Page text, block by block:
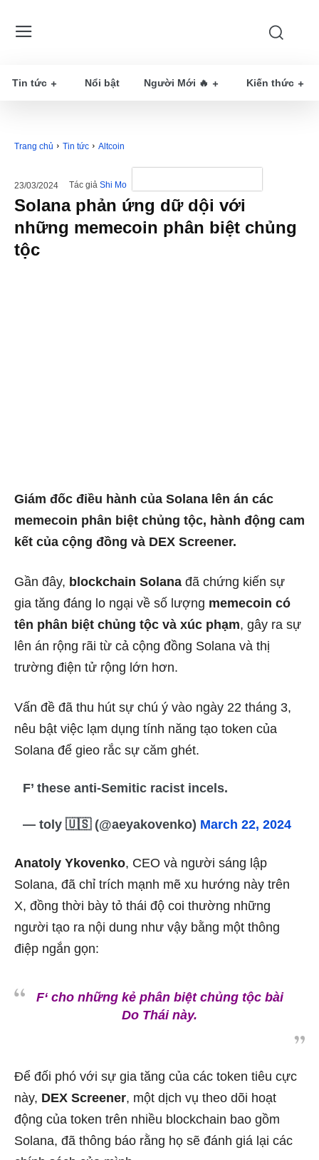
Tin tức Nổi bật Người Mới 🔥 Kiến thức
Trang chủ Tin tức Altcoin
23/03/2024 Tác giả Shi Mo
Solana phản ứng dữ dội với
những memecoin phân biệt chủng
tộc
Giám đốc điều hành của Solana lên án các
memecoin phân biệt chủng tộc, hành động cam
kết của cộng đồng và DEX Screener.
Gần đây, blockchain Solana đã chứng kiến ​​​​sự
gia tăng đáng lo ngại về số lượng memecoin có
tên phân biệt chủng tộc và xúc phạm, gây ra sự
lên án rộng rãi từ cả cộng đồng Solana và thị
trường điện tử rộng lớn hơn.
Vấn đề đã thu hút sự chú ý vào ngày 22 tháng 3,
nêu bật việc lạm dụng tính năng tạo token của
Solana để gieo rắc sự căm ghét.
F’ these anti-Semitic racist incels.
— toly 🇺🇸 (@aeyakovenko) March 22, 2024
Anatoly Ykovenko, CEO và người sáng lập
Solana, đã chỉ trích mạnh mẽ xu hướng này trên
X, đồng thời bày tỏ thái độ coi thường những
người tạo ra nội dung như vậy bằng một thông
điệp ngắn gọn:
F‘ cho những kẻ phân biệt chủng tộc bài
Do Thái này.
Để đối phó với sự gia tăng của các token tiêu cực
này, DEX Screener, một dịch vụ theo dõi hoạt
động của token trên nhiều blockchain bao gồm
Solana, đã thông báo rằng họ sẽ đánh giá lại các